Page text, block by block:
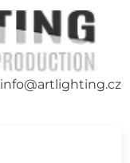
info@artlighting.cz